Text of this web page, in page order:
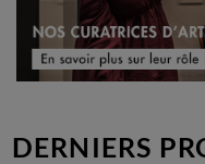
DERNIERS